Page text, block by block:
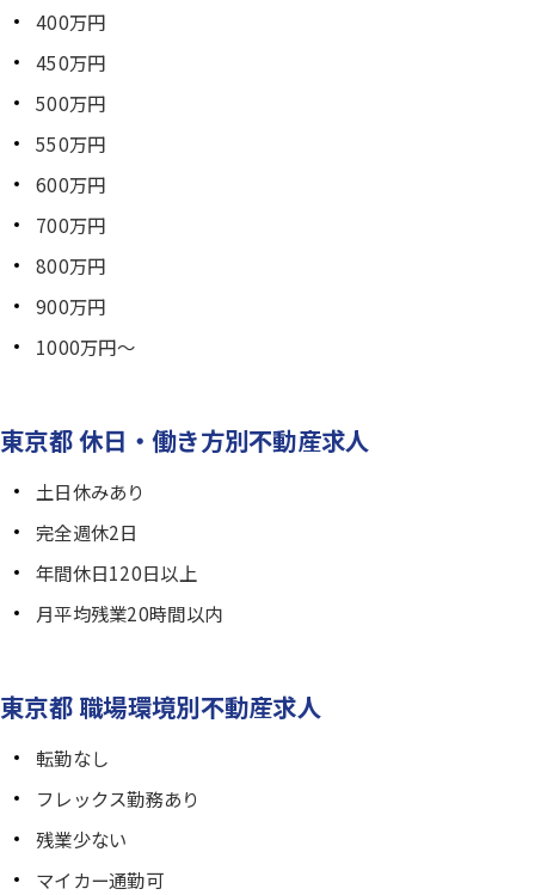
400万円
450万円
500万円
550万円
600万円
700万円
800万円
900万円
1000万円～
東京都 休日・働き方別不動産求人
土日休みあり
完全週休2日
年間休日120日以上
月平均残業20時間以内
東京都 職場環境別不動産求人
転勤なし
フレックス勤務あり
残業少ない
マイカー通勤可